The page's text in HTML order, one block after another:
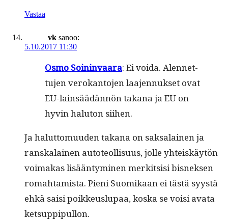
Vastaa
vk sanoo:
5.10.2017 11:30
Osmo Soin­in­vaara: Ei voi­da. Alen­net­
tu­jen verokan­to­jen laa­jen­nuk­set ovat
EU-lain­säädän­nön takana ja EU on
hyvin halu­ton siihen.
Ja halut­to­muu­den takana on sak­salainen ja
ran­skalainen auto­te­ol­lisu­us, jolle yhteiskäytön
voimakas lisään­tymi­nen merk­it­sisi bis­nek­sen
rom­ah­tamista. Pieni Suomikaan ei tästä syys­tä
ehkä saisi poikkeuslu­paa, kos­ka se voisi ava­ta
ketsuppipullon.